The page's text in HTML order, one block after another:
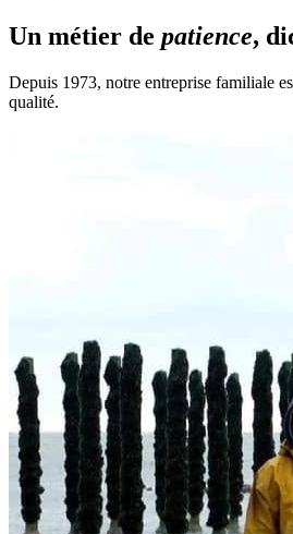
Un métier de patience,
Depuis 1973, notre entreprise familiale
qualité.